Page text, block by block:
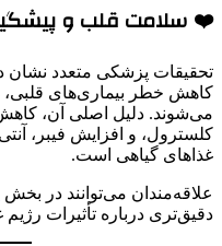
❤️ سلامت قلب و
تحقیقات پزشکی متعدد نشان
می‌شوند. دلیل اصلی آن،
کلسترول، و افزایش فیبر،
غذاهای گیاهی است.
علاقه‌مندان می‌توانند در بخش
دقیق‌تری درباره تأثیرات رژیم